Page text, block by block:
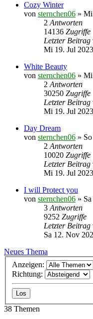
Cozy Winter
von sternchen06 » Mi
2 Antworten
14136 Zugriffe
Letzter Beitrag
Mi 19. Jul
White Beauty
von sternchen06 » Mi
2 Antworten
30250 Zugriffe
Letzter Beitrag
Mi 19. Jul
Day Dream
von sternchen06 »
2 Antworten
10020 Zugriffe
Letzter Beitrag
Mi 19. Jul
I will Protect you
von sternchen06 »
3 Antworten
9252 Zugriffe
Letzter Beitrag
Sa 12. Nov
Neues Thema
Anzeigen:
Richtung:
38 Themen